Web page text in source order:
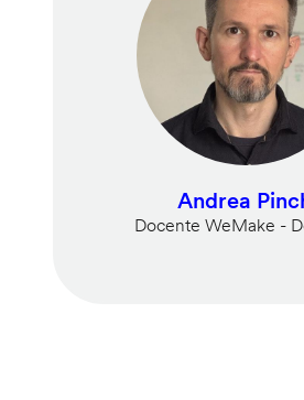
Andrea
Docente WeMake -